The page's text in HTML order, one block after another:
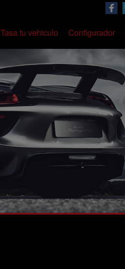
Tasa tu vehiculo Configurador